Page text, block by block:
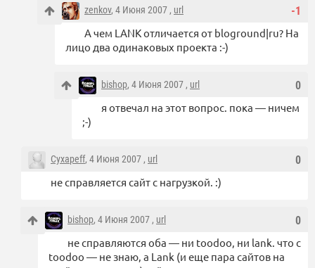
-1
zenkov, 4 Июня 2007 , url
А чем LANK отличается от bloground|ru? На
лицо два одинаковых проекта :-)
0
bishop, 4 Июня 2007 , url
я отвечал на этот вопрос. пока — ничем
;-)
0
Cyxapeff, 4 Июня 2007 , url
не справляется сайт с нагрузкой. :)
0
bishop, 4 Июня 2007 , url
не справляются оба — ни toodoo, ни lank. что с
toodoo — не знаю, а Lank (и еще пара сайтов на